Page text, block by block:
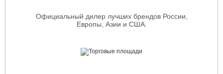
Официальный дилер лучших брендов России,
Европы, Азии и США.